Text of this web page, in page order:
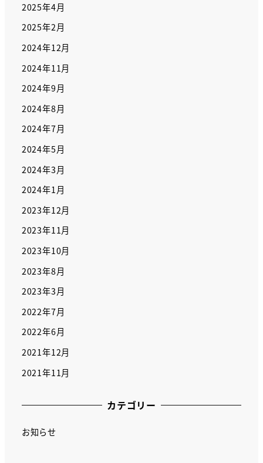
2025年4月
2025年2月
2024年12月
2024年11月
2024年9月
2024年8月
2024年7月
2024年5月
2024年3月
2024年1月
2023年12月
2023年11月
2023年10月
2023年8月
2023年3月
2022年7月
2022年6月
2021年12月
2021年11月
カテゴリー
お知らせ